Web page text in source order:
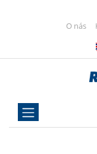
O nás